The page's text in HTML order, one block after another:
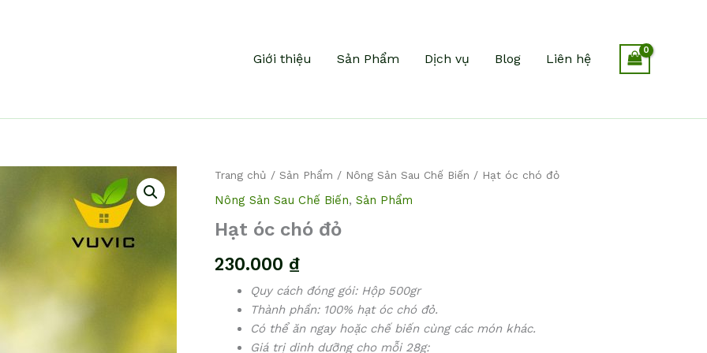
Giới thiệu Sản Phẩm Dịch vụ Blog Liên hệ
Trang chủ / Sản Phẩm / Nông Sản Sau Chế Biến / Hạt óc chó đỏ
Nông Sản Sau Chế Biến, Sản Phẩm
Hạt óc chó đỏ
230.000 ₫
Quy cách đóng gói: Hộp 500gr
Thành phần: 100% hạt óc chó đỏ.
Có thể ăn ngay hoặc chế biến cùng các món khác.
Giá trị dinh dưỡng cho mỗi 28g:
Hạt
chó
đỏ
số